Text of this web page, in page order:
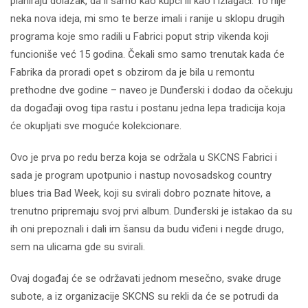
neka nova ideja, mi smo te berze imali i ranije u sklopu drugih
programa koje smo radili u Fabrici poput strip vikenda koji
funcioniše već 15 godina. Čekali smo samo trenutak kada će
Fabrika da proradi opet s obzirom da je bila u remontu
prethodne dve godine – naveo je Dunđerski i dodao da očekuju
da događaji ovog tipa rastu i postanu jedna lepa tradicija koja
će okupljati sve moguće kolekcionare.
Ovo je prva po redu berza koja se održala u SKCNS Fabrici i
sada je program upotpunio i nastup novosadskog country
blues tria Bad Week, koji su svirali dobro poznate hitove, a
trenutno pripremaju svoj prvi album. Dunđerski je istakao da su
ih oni prepoznali i dali im šansu da budu viđeni i negde drugo,
sem na ulicama gde su svirali.
Ovaj događaj će se održavati jednom mesečno, svake druge
subote, a iz organizacije SKCNS su rekli da će se potrudi da